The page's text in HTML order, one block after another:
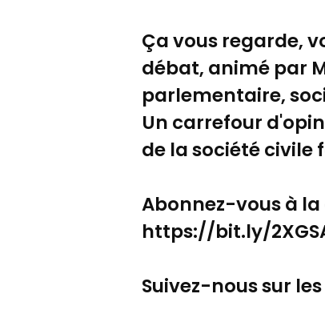
Ça vous regarde,
débat, animé par
parlementaire,
Un carrefour
de la société civile
Abonnez-vous à la
https://bit.ly/
Suivez-nous sur